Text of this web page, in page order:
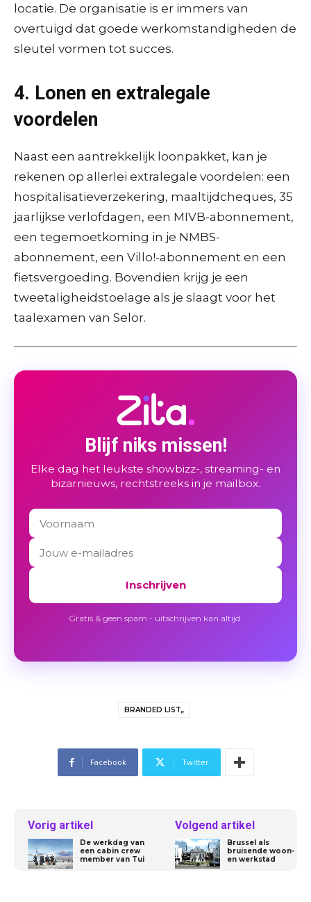
locatie. De organisatie is er immers van
overtuigd dat goede werk­omstandigheden de
sleutel vormen tot succes.
4. Lonen en extralegale
voordelen
Naast een aantrekkelijk loonpakket, kan je
rekenen op allerlei extralegale voordelen: een
hospitalisatieverzekering, maaltijdcheques, 35
jaarlijkse verlofdagen, een MIVB-abonnement,
een tegemoetkoming in je NMBS-
abonnement, een Villo!-abonnement en een
fietsvergoeding. Bovendien krijg je een
tweetaligheidstoelage als je slaagt voor het
taalexamen van Selor.
Blijf niks missen!
Elke dag het leukste showbizz-, streaming- en
bizarnieuws, rechtstreeks in je mailbox.
Inschrijven
Gratis & geen spam - uitschrijven kan altijd.
BRANDED LIST,,
Facebook Twitter
Vorig artikel
De werkdag van
een cabin crew
member van Tui
Volgend artikel
Brussel als
bruisende woon-
en werkstad